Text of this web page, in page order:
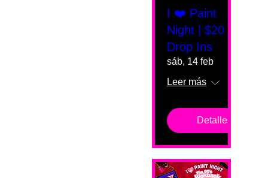
I ❤️ Paint
Night | $20
Drop Ins
sáb, 14 feb
Leer más
Detalles